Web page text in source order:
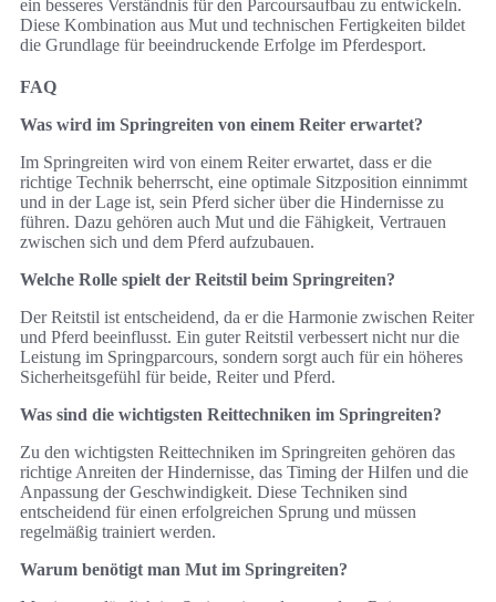
ein besseres Verständnis für den Parcoursaufbau zu entwickeln.
Diese Kombination aus Mut und technischen Fertigkeiten bildet
die Grundlage für beeindruckende Erfolge im Pferdesport.
FAQ
Was wird im Springreiten von einem Reiter erwartet?
Im Springreiten wird von einem Reiter erwartet, dass er die
richtige Technik beherrscht, eine optimale Sitzposition einnimmt
und in der Lage ist, sein Pferd sicher über die Hindernisse zu
führen. Dazu gehören auch Mut und die Fähigkeit, Vertrauen
zwischen sich und dem Pferd aufzubauen.
Welche Rolle spielt der Reitstil beim Springreiten?
Der Reitstil ist entscheidend, da er die Harmonie zwischen Reiter
und Pferd beeinflusst. Ein guter Reitstil verbessert nicht nur die
Leistung im Springparcours, sondern sorgt auch für ein höheres
Sicherheitsgefühl für beide, Reiter und Pferd.
Was sind die wichtigsten Reittechniken im Springreiten?
Zu den wichtigsten Reittechniken im Springreiten gehören das
richtige Anreiten der Hindernisse, das Timing der Hilfen und die
Anpassung der Geschwindigkeit. Diese Techniken sind
entscheidend für einen erfolgreichen Sprung und müssen
regelmäßig trainiert werden.
Warum benötigt man Mut im Springreiten?